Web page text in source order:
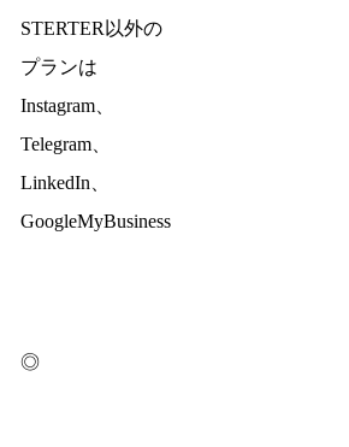
STERTER以外の
プランは
Instagram、
Telegram、
LinkedIn、
GoogleMyBusiness
◎